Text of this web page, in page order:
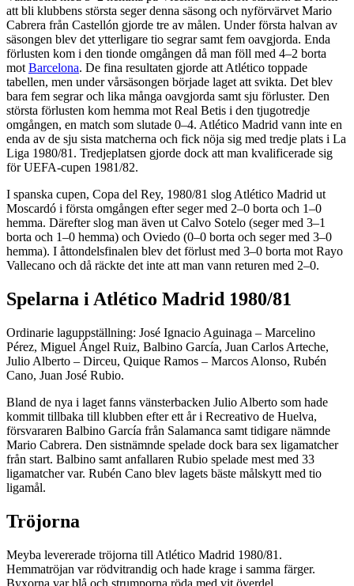
att bli klubbens största seger denna säsong och nyförvärvet Mario
Cabrera från Castellón gjorde tre av målen. Under första halvan av
säsongen blev det ytterligare tio segrar samt fem oavgjorda. Enda
förlusten kom i den tionde omgången då man föll med 4–2 borta
motBarcelona. De fina resultaten gjorde att Atlético toppade
tabellen, men under vårsäsongen började laget att svikta. Det blev
bara fem segrar och lika många oavgjorda samt sju förluster. Den
största förlusten kom hemma mot Real Betis i den tjugotredje
omgången, en match som slutade 0–4. Atlético Madrid vann inte en
enda av de sju sista matcherna och fick nöja sig med tredje plats i La
Liga 1980/81. Tredjeplatsen gjorde dock att man kvalificerade sig
för UEFA-cupen 1981/82.
I spanska cupen, Copa del Rey, 1980/81 slog Atlético Madrid ut
Moscardó i första omgången efter seger med 2–0 borta och 1–0
hemma. Därefter slog man även ut Calvo Sotelo (seger med 3–1
borta och 1–0 hemma) och Oviedo (0–0 borta och seger med 3–0
hemma). I åttondelsfinalen blev det förlust med 3–0 borta mot Rayo
Vallecano och då räckte det inte att man vann returen med 2–0.
Spelarna i Atlético Madrid 1980/81
Ordinarie laguppställning: José Ignacio Aguinaga – Marcelino
Pérez, Miguel Ángel Ruiz, Balbino García, Juan Carlos Arteche,
Julio Alberto – Dirceu, Quique Ramos – Marcos Alonso, Rubén
Cano, Juan José Rubio.
Bland de nya i laget fanns vänsterbacken Julio Alberto som hade
kommit tillbaka till klubben efter ett år i Recreativo de Huelva,
försvararen Balbino García från Salamanca samt tidigare nämnde
Mario Cabrera. Den sistnämnde spelade dock bara sex ligamatcher
från start. Balbino samt anfallaren Rubio spelade mest med 33
ligamatcher var. Rubén Cano blev lagets bäste målskytt med tio
ligamål.
Tröjorna
Meyba levererade tröjorna till Atlético Madrid 1980/81.
Hemmatröjan var rödvitrandig och hade krage i samma färger.
Byxorna var blå och strumporna röda med vit överdel.